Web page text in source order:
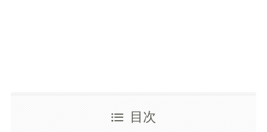
目次